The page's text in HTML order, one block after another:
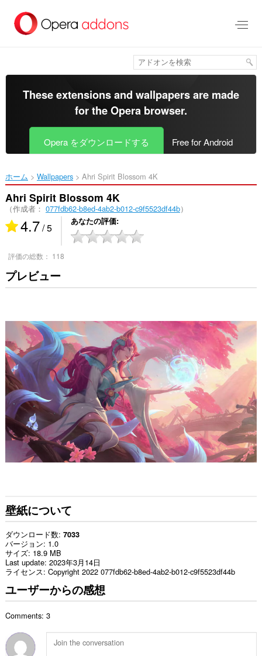
メ
ツ
移
動
These extensions and wallpapers are made
for theOpera browser.
Opera をダウンロードする Free for Android
ホーム Wallpapers Ahri Spirit Blossom 4K‎
Ahri Spirit Blossom 4K
（作成者： 077fdb62-b8ed-4ab2-b012-c9f5523df44b）
4.7/ 5 あなたの評価
評価の総数： 118
プレビュー
壁紙について
ダウンロード数 7033
バージョン 1.0
サイズ 18.9 MB
Last update 2023年3月14日
ライセンス Copyright 2022 077fdb62-b8ed-4ab2-b012-c9f5523df44b
ユーザーからの感想
Comments: 3